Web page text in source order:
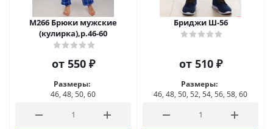
М266 Брюки мужские
(кулирка),р.46-60
от 550 ₽
Размеры:
46, 48, 50, 60
Бриджи Ш-56
от 510 ₽
Размеры:
46, 48, 50, 52, 54, 56, 58, 60